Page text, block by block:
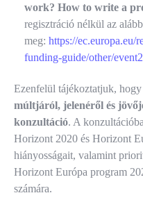
work? How to write a
regisztráció nélkül az
meg: https://ec.europa.eu/
funding-guide/other/
Ezenfelül tájékoztatjuk, hogy
múltjáról, jelenéről és
konzultáció. A
Horizont 2020 és Horizont
hiányosságait, valamint
Horizont Európa program
számára.